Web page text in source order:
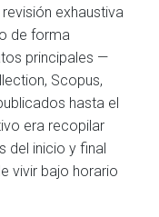
exhaustiva
de forma
principales —
Scopus,
hasta el
era recopilar
del inicio y final
vivir bajo horario